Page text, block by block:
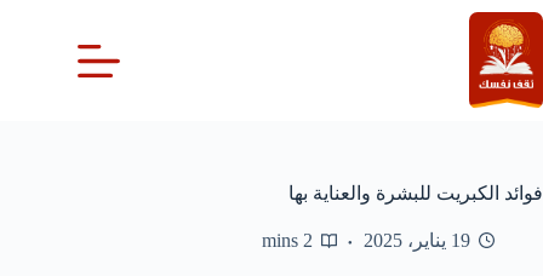
التجاوز
إلى
المحتوى
فوائد الكبريت للبشرة والعناية بها
19 يناير، 2025 2 mins